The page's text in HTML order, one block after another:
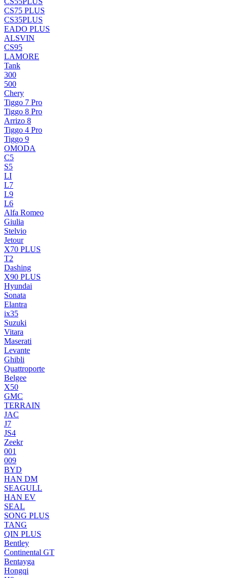
CS75 PLUS
CS35PLUS
EADO PLUS
ALSVIN
CS95
LAMORE
Tank
300
500
Chery
Tiggo 7 Pro
Tiggo 8 Pro
Arrizo 8
Tiggo 4 Pro
Tiggo 9
OMODA
C5
S5
LI
L7
L9
L6
Alfa Romeo
Giulia
Stelvio
Jetour
X70 PLUS
T2
Dashing
X90 PLUS
Hyundai
Sonata
Elantra
ix35
Suzuki
Vitara
Maserati
Levante
Ghibli
Quattroporte
Belgee
X50
GMC
TERRAIN
JAC
J7
JS4
Zeekr
001
009
BYD
HAN DM
SEAGULL
HAN EV
SEAL
SONG PLUS
TANG
QIN PLUS
Bentley
Continental GT
Bentayga
Hongqi